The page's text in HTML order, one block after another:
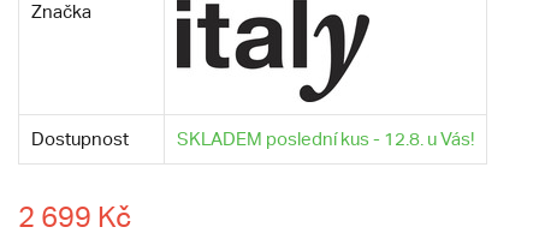
Značka
Dostupnost SKLADEM poslední kus - 12.8. u Vás!
2 699 Kč